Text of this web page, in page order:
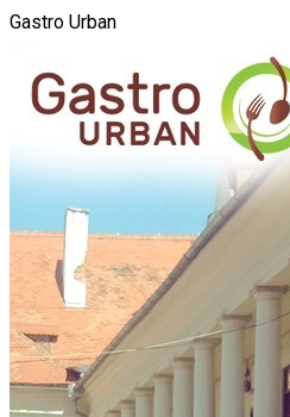
Gastro Urban